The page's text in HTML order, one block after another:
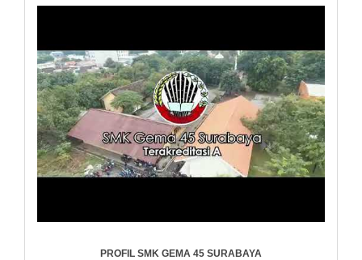
PROFIL SMK GEMA 45 SURABAYA